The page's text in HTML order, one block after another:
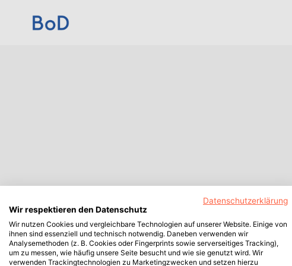
Datenschutzerklärung
Wir respektieren den Datenschutz
Wir nutzen Cookies und vergleichbare Technologien auf unserer Website. Einige von
ihnen sind essenziell und technisch notwendig. Daneben verwenden wir
Analysemethoden (z. B. Cookies oder Fingerprints sowie serverseitiges Tracking),
um zu messen, wie häufig unsere Seite besucht und wie sie genutzt wird. Wir
verwenden Trackingtechnologien zu Marketingzwecken und setzen hierzu